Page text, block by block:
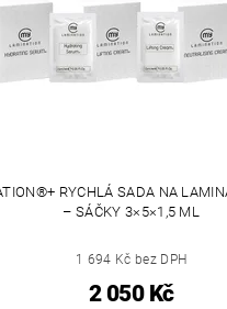
RYCHLÁ SADA NA
– SÁČKY 3×5×1,5 ML
1 694 Kč bez DPH
2 050 Kč